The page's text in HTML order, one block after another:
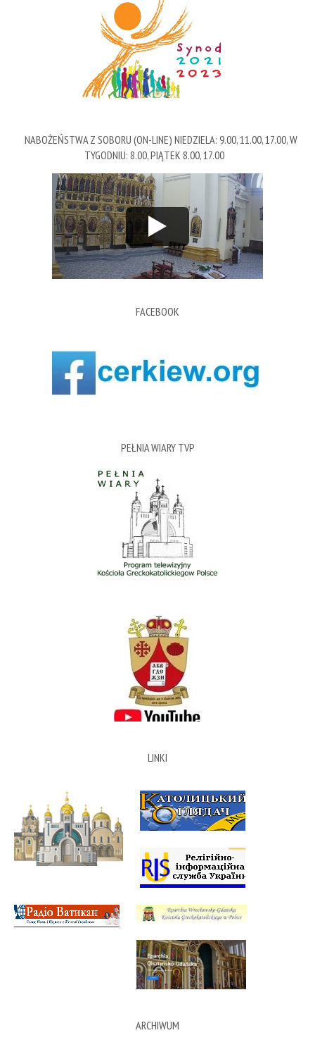
NABOŻEŃSTWA Z SOBORU (ON-LINE) NIEDZIELA: 9.00, 11.00, 17.00, W
TYGODNIU: 8.00, PIĄTEK 8.00, 17.00
FACEBOOK
PEŁNIA WIARY TVP
LINKI
ARCHIWUM